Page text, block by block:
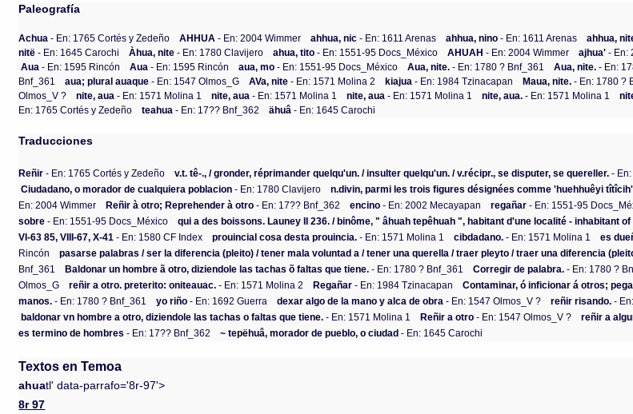
Paleografía
Achua - En: 1765 Cortés y Zedeño AHHUA - En: 2004 Wimmer ahhua, nic - En: 1611 Arenas ahhua, nino - En: 1611 Arenas ahhua,
nitë - En: 1645 Carochi Àhua, nite - En: 1780 Clavijero ahua, tito - En: 1551-95 Docs_México AHUAH - En: 2004 Wimmer ajhua' - En:
Aua - En: 1595 Rincón Aua - En: 1595 Rincón aua, mo - En: 1551-95 Docs_México Aua, nite. - En: 1780 ? Bnf_361 Aua, nite. - En:
Bnf_361
aua; plural auaque - En: 1547 Olmos_G AVa, nite - En: 1571 Molina 2 kiajua - En: 1984 Tzinacapan Maua, nite. - En: 1780 ?
Olmos_V ?
nite, aua - En: 1571 Molina 1 nite, aua - En: 1571 Molina 1 nite, aua - En: 1571 Molina 1 nite, aua. - En: 1571 Molina 1
En: 1765 Cortés y Zedeño
teahua - En: 17?? Bnf_362 ähuâ - En: 1645 Carochi
Traducciones
Reñir - En: 1765 Cortés y Zedeño v.t. tê-., / gronder, réprimander quelqu'un. / insulter quelqu'un. / v.récipr., se disputer, se quereller. -
Ciudadano, o morador de cualquiera poblacion - En: 1780 Clavijero n.divin, parmi les trois figures désignées comme 'huehhuêyi
En: 2004 Wimmer
Reñir à otro; Reprehender à otro - En: 17?? Bnf_362 encino - En: 2002 Mecayapan regañar - En: 1551-95
sobre - En: 1551-95 Docs_México qui a des boissons. Launey II 236. / binôme, " âhuah tepêhuah ", habitant d'une localité - inhabitant
VI-63 85, VIII-67, X-41 - En: 1580 CF Index prouincial cosa desta prouincia. - En: 1571 Molina 1 cibdadano. - En: 1571 Molina 1 es
Rincón
pasarse palabras / ser la diferencia (pleito) / tener mala voluntad a / tener una querella / traer pleyto / traer una diferencia
Bnf_361
Baldonar un hombre ã otro, diziendole las tachas õ faltas que tiene. - En: 1780 ? Bnf_361 Corregir de palabra. - En: 1780 ?
Olmos_G
reñir a otro. preterito: oniteauac. - En: 1571 Molina 2 Regañar - En: 1984 Tzinacapan Contaminar, ó inficionar á otros;
manos. - En: 1780 ? Bnf_361 yo riño - En: 1692 Guerra dexar algo de la mano y alca de obra - En: 1547 Olmos_V ? reñir risando. -
baldonar vn hombre a otro, diziendole las tachas o faltas que tiene. - En: 1571 Molina 1 Reñir a otro - En: 1547 Olmos_V ? reñir a
es termino de hombres - En: 17?? Bnf_362 ~ tepëhuâ, morador de pueblo, o ciudad - En: 1645 Carochi
Textos en Temoa
ahuatl' data-parrafo='8r-97'>
8r 97